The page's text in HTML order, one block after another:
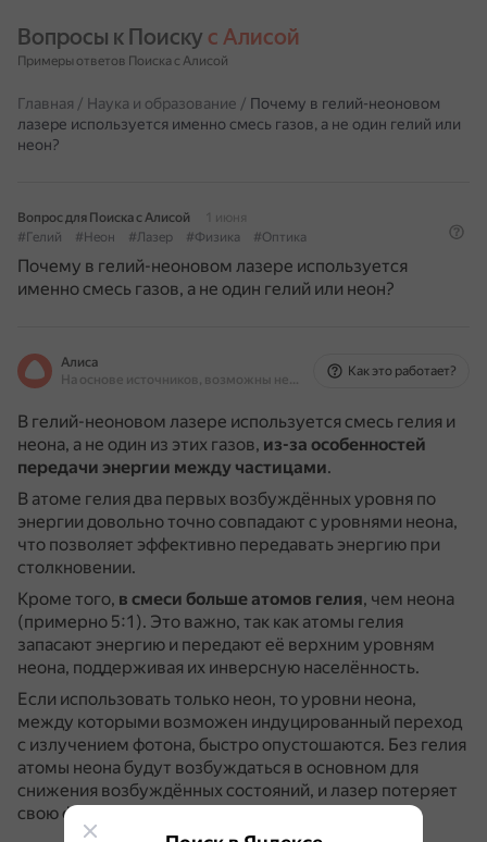
Вопросы к Поиску с Алисой
Примеры ответов Поиска с Алисой
Главная / Наука и образование / Почему в гелий-неоновом
лазере используется именно смесь газов, а не один гелий или
неон?
Вопрос для Поиска с Алисой
1 июня
#Гелий
#Неон #Лазер #Физика #Оптика
Почему в гелий-неоновом лазере используется
именно смесь газов, а не один гелий или неон?
Алиса
На основе источников, возможны неточности
Как это работает?
В гелий-неоновом лазере используется смесь гелия и
неона, а не один из этих газов, из-за особенностей
передачи энергии между частицами.
В атоме гелия два первых возбуждённых уровня по
энергии довольно точно совпадают с уровнями неона,
что позволяет эффективно передавать энергию при
столкновении.
Кроме того, в смеси больше атомов гелия, чем неона
(примерно 5:1). Это важно, так как атомы гелия
запасают энергию и передают её верхним уровням
неона, поддерживая их инверсную населённость.
Если использовать только неон, то уровни неона,
между которыми возможен индуцированный переход
с излучением фотона, быстро опустошаются. Без гелия
атомы неона будут возбуждаться в основном для
снижения возбуждённых состояний, и лазер потеряет
свою функциональность.